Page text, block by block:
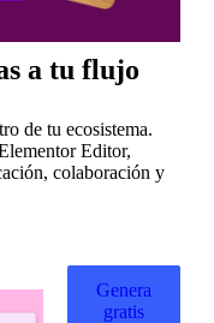
a tu flujo
de tu ecosistema.
Editor,
colaboración y
Genera
gratis